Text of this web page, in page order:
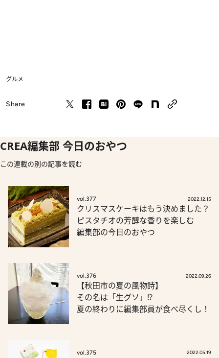
グルメ
Share
CREA編集部 今日のおやつ
この連載の別の記事を読む
vol.377 2022.12.15
クリスマスケーキはもう決めました？
ピスタチオの芳醇な香りを楽しむ
編集部の今日のおやつ
vol.376 2022.09.26
【秋田市の夏の風物詩】
その名は「生グソ」!?
夏の終わりに編集部員が食べ尽くし！
vol.375 2022.05.19